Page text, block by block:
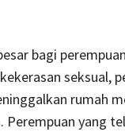
bagi
seksual,
rumah
yang